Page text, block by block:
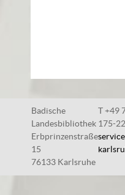
Badische
Landesbibliothek
Erbprinzenstraße
15
76133 Karlsruhe
T +49
175-